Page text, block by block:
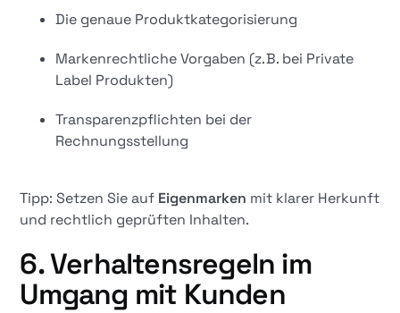
Die genaue Produktkategorisierung
Markenrechtliche Vorgaben (z. B. bei Private
Label Produkten)
Transparenzpflichten bei der
Rechnungsstellung
Tipp: Setzen Sie auf Eigenmarken mit klarer Herkunft
und rechtlich geprüften Inhalten.
6. Verhaltensregeln im
Umgang mit Kunden